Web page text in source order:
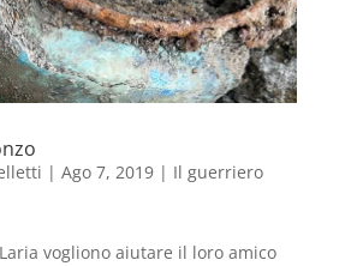
| Ago 7, 2019| Il guerriero
vogliono aiutare il loro amico